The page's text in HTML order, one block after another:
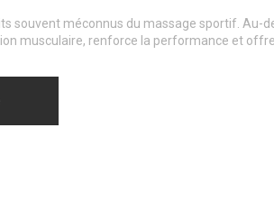
souvent méconnus du massage sportif. Au-
musculaire, renforce la performance et